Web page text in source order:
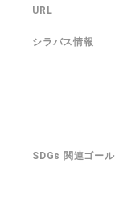
URL
シラバス情報
SDGs 関連ゴール